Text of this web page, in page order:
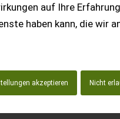
auf Ihre
haben kann, die wir
akzeptieren Nicht